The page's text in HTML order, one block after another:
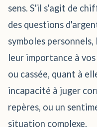
sens. S'il s'agit de
des questions
symboles
leur importance à
ou cassée, quant à
incapacité à juger
repères, ou un
situation complexe.